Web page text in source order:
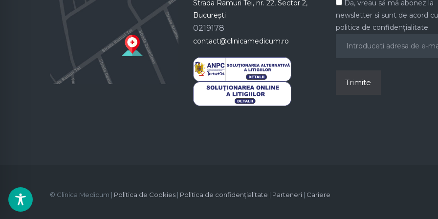
Strada Ramuri Tei, nr. 22, Sector 2,
București
0219178
contact@clinicamedicum.ro
Da, vreau să mă abonez la
newsletter si sunt de acord cu
politica de confidențialitate.
© Clinica Medicum | Politica de Cookies | Politica de confidențialitate | Parteneri | Cariere